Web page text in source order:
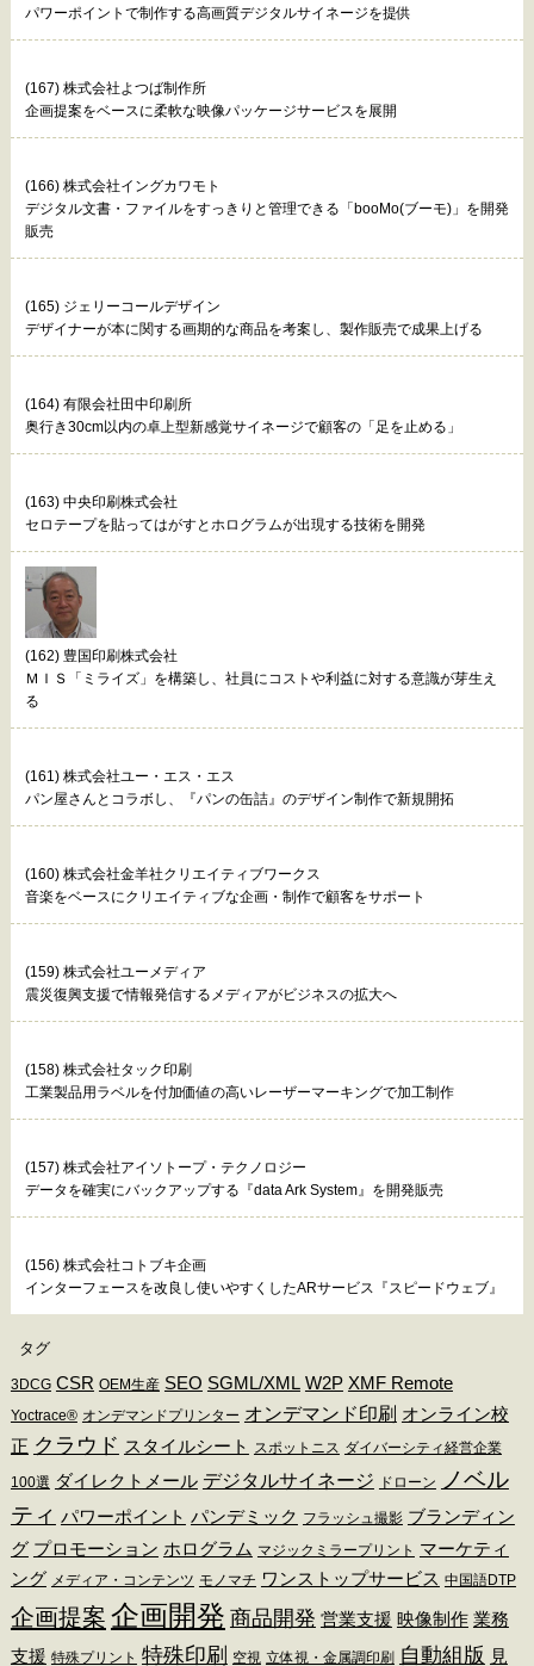
パワーポイントで制作する高画質デジタルサイネージを提供
(167) 株式会社よつば制作所
企画提案をベースに柔軟な映像パッケージサービスを展開
(166) 株式会社イングカワモト
デジタル文書・ファイルをすっきりと管理できる「booMo(ブーモ)」を開発
販売
(165) ジェリーコールデザイン
デザイナーが本に関する画期的な商品を考案し、製作販売で成果上げる
(164) 有限会社田中印刷所
奥行き30cm以内の卓上型新感覚サイネージで顧客の「足を止める」
(163) 中央印刷株式会社
セロテープを貼ってはがすとホログラムが出現する技術を開発
(162) 豊国印刷株式会社
ＭＩＳ「ミライズ」を構築し、社員にコストや利益に対する意識が芽生え
る
(161) 株式会社ユー・エス・エス
パン屋さんとコラボし、『パンの缶詰』のデザイン制作で新規開拓
(160) 株式会社金羊社クリエイティブワークス
音楽をベースにクリエイティブな企画・制作で顧客をサポート
(159) 株式会社ユーメディア
震災復興支援で情報発信するメディアがビジネスの拡大へ
(158) 株式会社タック印刷
工業製品用ラベルを付加価値の高いレーザーマーキングで加工制作
(157) 株式会社アイソトープ・テクノロジー
データを確実にバックアップする『data Ark System』を開発販売
(156) 株式会社コトブキ企画
インターフェースを改良し使いやすくしたARサービス『スピードウェブ』
タグ
3DCG CSR OEM生産 SEO SGML/XML W2P XMF Remote
Yoctrace® オンデマンドプリンター オンデマンド印刷 オンライン校
正 クラウド スタイルシート スポットニス ダイバーシティ経営企業
100選 ダイレクトメール デジタルサイネージ ドローン ノベル
ティ パワーポイント パンデミック フラッシュ撮影 ブランディン
グ プロモーション ホログラム マジックミラープリント マーケティ
ング メディア・コンテンツ モノマチ ワンストップサービス 中国語DTP
企画提案 企画開発 商品開発 営業支援 映像制作 業務
支援 特殊プリント 特殊印刷 空視 立体視・金属調印刷 自動組版 見